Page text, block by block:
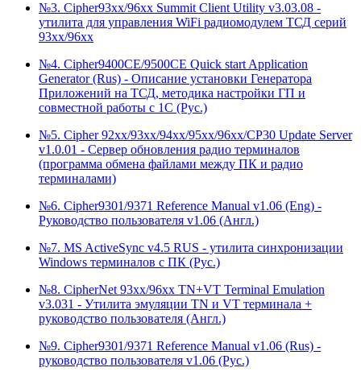
№3. Cipher93xx/96xx Summit Client Utility v3.03.08 -
утилита для управления WiFi радиомодулем ТСД серий
93хх/96xx
№4. Cipher9400CE/9500CE Quick start Application
Generator (Rus) - Описание установки Генератора
Приложений на ТСД, методика настройки ГП и
совместной работы с 1С (Рус.)
№5. Cipher 92xx/93xx/94xx/95xx/96xx/CP30 Update Server
v1.0.01 - Сервер обновления радио терминалов
(программа обмена файлами между ПК и радио
терминалами)
№6. Cipher9301/9371 Reference Manual v1.06 (Eng) -
Руководство пользователя v1.06 (Англ.)
№7. MS ActiveSync v4.5 RUS - утилита синхронизации
Windows терминалов с ПК (Рус.)
№8. CipherNet 93xx/96xx TN+VT Terminal Emulation
v3.031 - Утилита эмуляции TN и VT терминала +
руководство пользователя (Англ.)
№9. Cipher9301/9371 Reference Manual v1.06 (Rus) -
руководство пользователя v1.06 (Рус.)